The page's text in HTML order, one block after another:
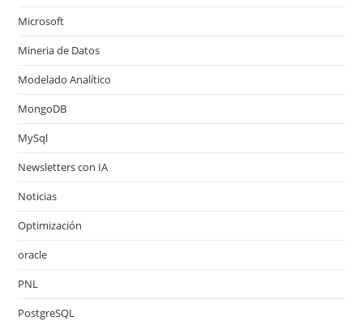
Microsoft
Mineria de Datos
Modelado Analítico
MongoDB
MySql
Newsletters con IA
Noticias
Optimización
oracle
PNL
PostgreSQL